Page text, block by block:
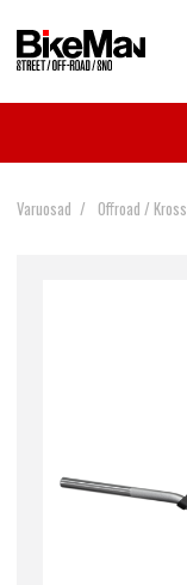
Varuosad Offroad / Kross